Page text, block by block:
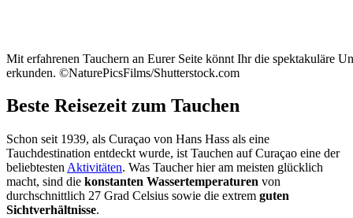
Mit erfahrenen Tauchern an Eurer Seite könnt Ihr die spektakuläre
erkunden. ©NaturePicsFilms/Shutterstock.com
Beste Reisezeit zum Tauchen
Schon seit 1939, als Curaçao von Hans Hass als eine
Tauchdestination entdeckt wurde, ist Tauchen auf Curaçao eine der
beliebtesten Aktivitäten. Was Taucher hier am meisten glücklich
macht, sind die konstanten Wassertemperaturen von
durchschnittlich 27 Grad Celsius sowie die extrem guten
Sichtverhältnisse.